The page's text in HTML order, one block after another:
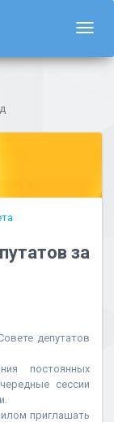
за
депутатов
постоянных
сессии
приглашать